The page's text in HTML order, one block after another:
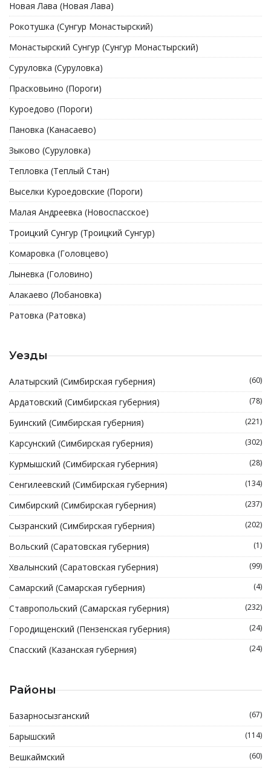
Новая Лава (Новая Лава)
Рокотушка (Сунгур Монастырский)
Монастырский Сунгур (Сунгур Монастырский)
Суруловка (Суруловка)
Прасковьино (Пороги)
Куроедово (Пороги)
Пановка (Канасаево)
Зыково (Суруловка)
Тепловка (Теплый Стан)
Выселки Куроедовские (Пороги)
Малая Андреевка (Новоспасское)
Троицкий Сунгур (Троицкий Сунгур)
Комаровка (Головцево)
Лыневка (Головино)
Алакаево (Лобановка)
Ратовка (Ратовка)
Уезды
Алатырский (Симбирская губерния) (60)
Ардатовский (Симбирская губерния) (78)
Буинский (Симбирская губерния) (221)
Карсунский (Симбирская губерния) (302)
Курмышский (Симбирская губерния) (28)
Сенгилеевский (Симбирская губерния) (134)
Симбирский (Симбирская губерния) (237)
Сызранский (Симбирская губерния) (202)
Вольский (Саратовская губерния) (1)
Хвалынский (Саратовская губерния) (99)
Самарский (Самарская губерния) (4)
Ставропольский (Самарская губерния) (232)
Городищенский (Пензенская губерния) (24)
Спасский (Казанская губерния) (24)
Районы
Базарносызганский (67)
Барышский (114)
Вешкаймский (60)